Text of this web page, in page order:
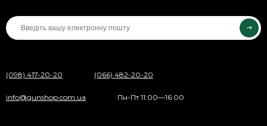
(098) 417-20-20 (066) 482-20-20
info@gunshop.com.ua Пн-Пт 11:00—16:00